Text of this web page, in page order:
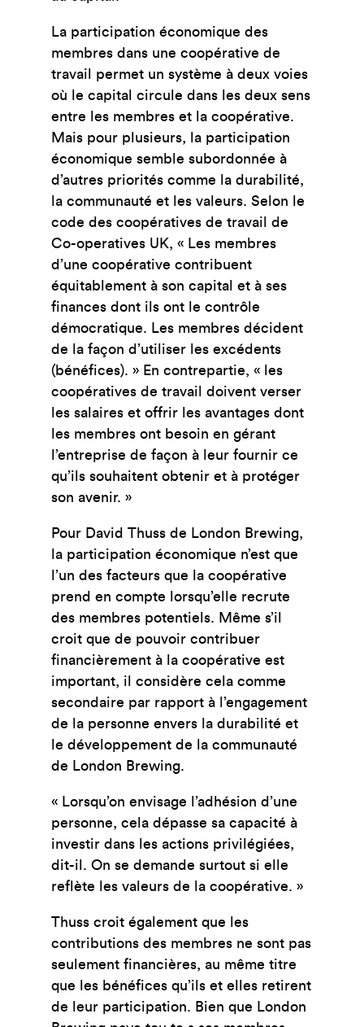
La participation économique des
membres dans une coopérative de
travail permet un système à deux voies
où le capital circule dans les deux sens
entre les membres et la coopérative.
Mais pour plusieurs, la participation
économique semble subordonnée à
d’autres priorités comme la durabilité,
la communauté et les valeurs. Selon le
code des coopératives de travail de
Co-operatives UK, « Les membres
d’une coopérative contribuent
équitablement à son capital et à ses
finances dont ils ont le contrôle
démocratique. Les membres décident
de la façon d’utiliser les excédents
(bénéfices). » En contrepartie, « les
coopératives de travail doivent verser
les salaires et offrir les avantages dont
les membres ont besoin en gérant
l’entreprise de façon à leur fournir ce
qu’ils souhaitent obtenir et à protéger
son avenir. »
Pour David Thuss de London Brewing,
la participation économique n’est que
l’un des facteurs que la coopérative
prend en compte lorsqu’elle recrute
des membres potentiels. Même s’il
croit que de pouvoir contribuer
financièrement à la coopérative est
important, il considère cela comme
secondaire par rapport à l’engagement
de la personne envers la durabilité et
le développement de la communauté
de London Brewing.
« Lorsqu’on envisage l’adhésion d’une
personne, cela dépasse sa capacité à
investir dans les actions privilégiées,
dit-il. On se demande surtout si elle
reflète les valeurs de la coopérative. »
Thuss croit également que les
contributions des membres ne sont pas
seulement financières, au même titre
que les bénéfices qu’ils et elles retirent
de leur participation. Bien que London